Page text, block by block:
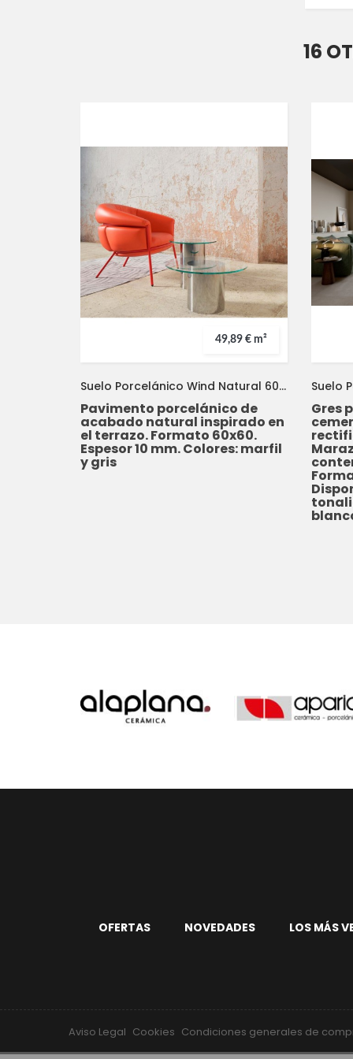
16
49,89 € m²
Suelo Porcelánico Wind Natural 60x60 APAVISA
Pavimento porcelánico de
acabado natural inspirado en
el terrazo. Formato 60x60.
Espesor 10 mm. Colores: marfil
y gris
Gres
OFERTAS NOVEDADES LOS MÁS
Aviso Legal Cookies Condiciones generales de